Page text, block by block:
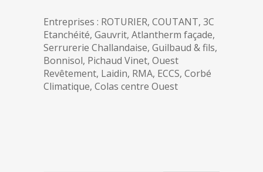
Entreprises : ROTURIER, COUTANT, 3C
Etanchéité, Gauvrit, Atlantherm façade,
Serrurerie Challandaise, Guilbaud & fils,
Bonnisol, Pichaud Vinet, Ouest
Revêtement, Laidin, RMA, ECCS, Corbé
Climatique, Colas centre Ouest